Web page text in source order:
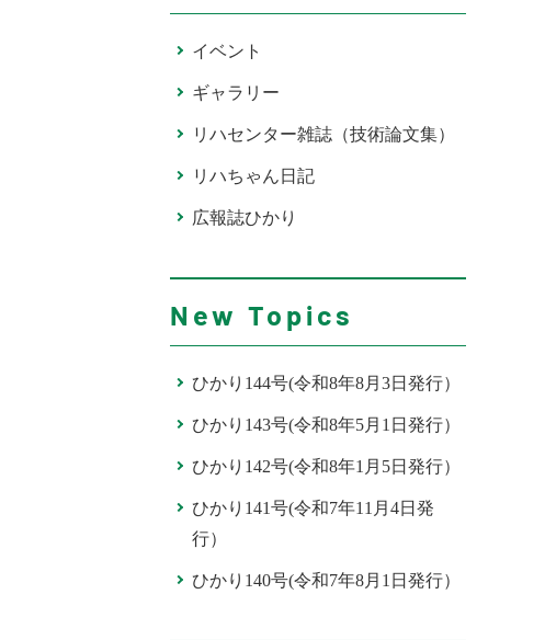
イベント
ギャラリー
リハセンター雑誌（技術論文集）
リハちゃん日記
広報誌ひかり
New Topics
ひかり144号(令和8年8月3日発行）
ひかり143号(令和8年5月1日発行）
ひかり142号(令和8年1月5日発行）
ひかり141号(令和7年11月4日発
行）
ひかり140号(令和7年8月1日発行）